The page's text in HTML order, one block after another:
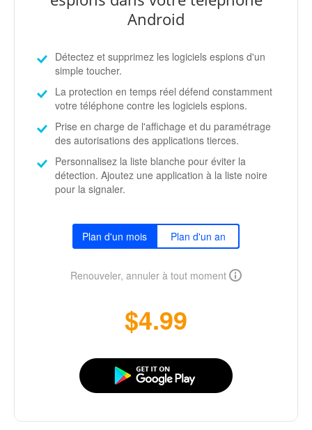
Android
Détectez et supprimez les logiciels espions d'un
simple toucher.
La protection en temps réel défend constamment
votre téléphone contre les logiciels espions.
Prise en charge de l'affichage et du paramétrage
des autorisations des applications tierces.
Personnalisez la liste blanche pour éviter la
détection. Ajoutez une application à la liste noire
pour la signaler.
Plan d'un mois Plan d'un an
Renouveler, annuler à tout moment
$4.99